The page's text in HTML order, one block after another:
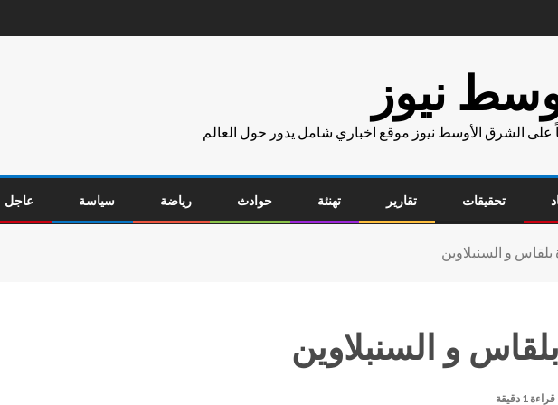
نيوز
على الشرق الأوسط نيوز موقع اخباري شامل يدور حول العالم
تحقيقات تقارير تهنئة حوادث رياضة سياسة عاجل
بلقاس و السنبلاوين
و السنبلاوين
قراءة 1 دقيقة